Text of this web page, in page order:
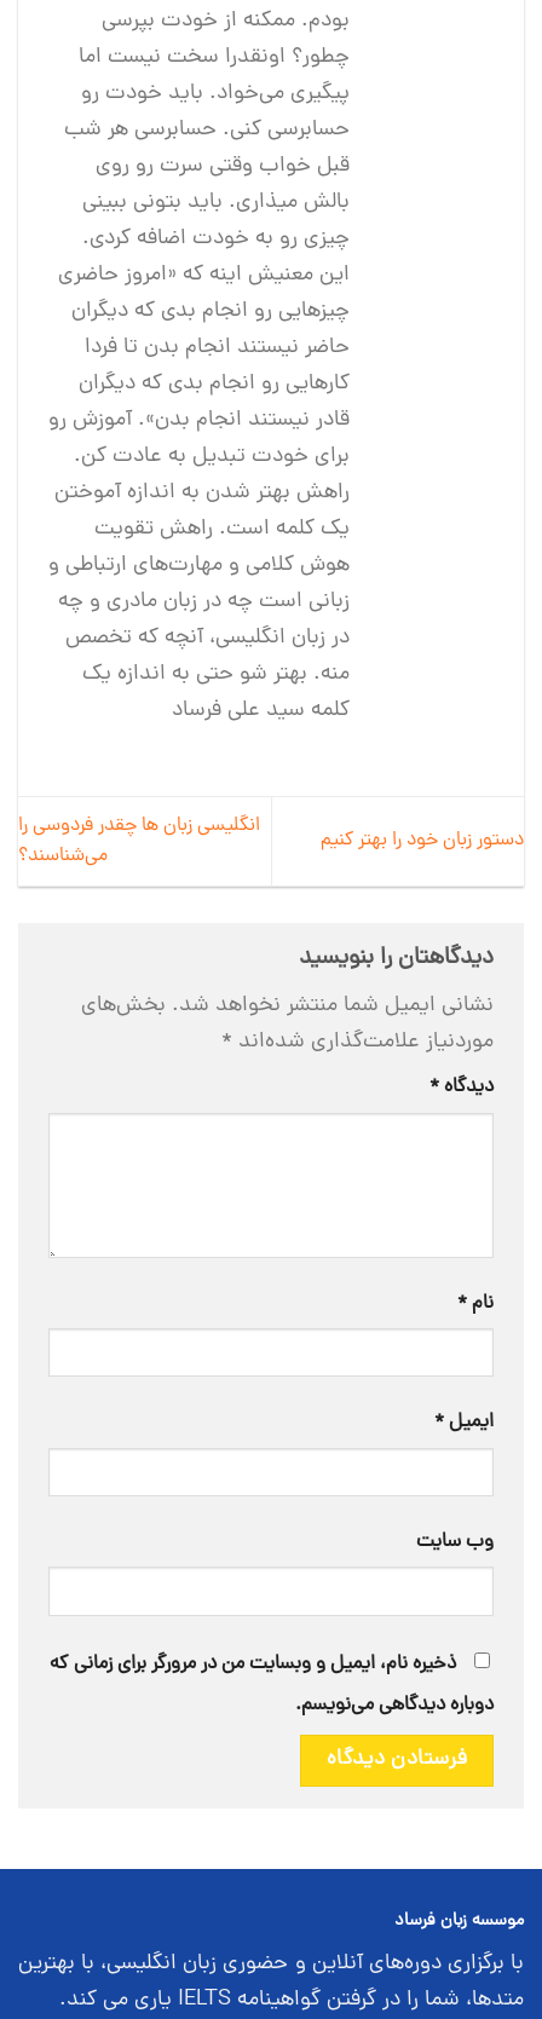
بودم. ممکنه از خودت بپرسی
چطور؟ اونقدرا سخت نیست اما
پیگیری می‌خواد. باید خودت رو
حسابرسی کنی. حسابرسی هر شب
قبل خواب وقتی سرت رو روی
بالش میذاری. باید بتونی ببینی
چیزی رو به خودت اضافه کردی.
این معنیش اینه که «امروز حاضری
چیزهایی رو انجام بدی که دیگران
حاضر نیستند انجام بدن تا فردا
کارهایی رو انجام بدی که دیگران
قادر نیستند انجام بدن». آموزش رو
برای خودت تبدیل به عادت کن.
راهش بهتر شدن به اندازه آموختن
یک کلمه است. راهش تقویت
هوش کلامی و مهارت‌های ارتباطی و
زبانی است چه در زبان مادری و چه
در زبان انگلیسی، آنچه که تخصص
منه. بهتر شو حتی به اندازه یک
کلمه سید علی فرساد
دستور زبان خود را بهتر کنیم
انگلیسی زبان ها چقدر فردوسی را
می‌شناسند؟
دیدگاهتان را بنویسید
نشانی ایمیل شما منتشر نخواهد شد. بخش‌های
موردنیاز علامت‌گذاری شده‌اند *
دیدگاه*
نام*
ایمیل*
وب‌ سایت
ذخیره نام، ایمیل و وبسایت من در مرورگر برای زمانی که
دوباره دیدگاهی می‌نویسم.
موسسه زبان فرساد
با برگزاری دوره‌های آنلاین و حضوری زبان انگلیسی، با بهترین
متدها، شما را در گرفتن گواهینامه IELTS یاری می کند.